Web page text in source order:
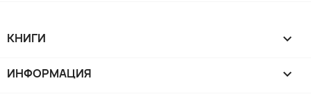
КНИГИ 
ИНФОРМАЦИЯ 